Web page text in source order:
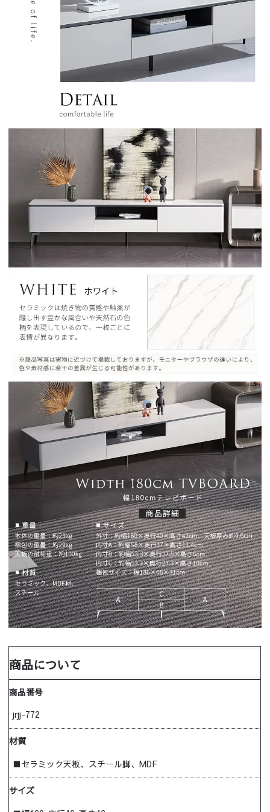
商品について
商品番号
jrjj-772
材質
■セラミック天板、スチール脚、MDF
サイズ